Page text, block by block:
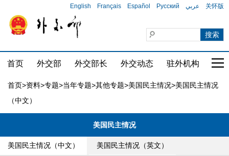
English Français Español Русский عربي 关怀版
首页 外交部 外交部长 外交动态 驻外机构 国
首页>资料>专题>当年专题>其他专题>美国民主情况>美国民主情况
（中文）
美国民主情况
美国民主情况（中文） 美国民主情况（英文）